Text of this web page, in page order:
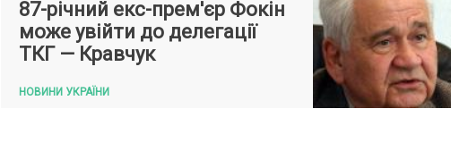
87-річний екс-прем'єр Фокін
може увійти до делегації
ТКГ — Кравчук
НОВИНИ УКРАЇНИ